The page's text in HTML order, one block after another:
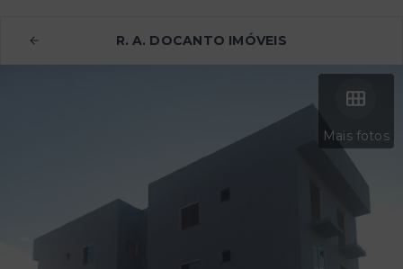
R. A. DOCANTO IMÓVEIS
Mais fotos